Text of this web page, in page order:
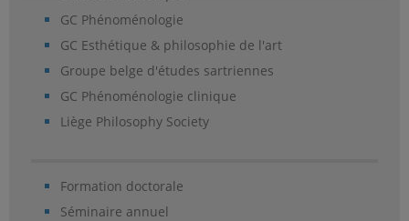
GC Phénoménologie
GC Esthétique & philosophie de l'art
Groupe belge d'études sartriennes
GC Phénoménologie clinique
Liège Philosophy Society
Formation doctorale
Séminaire annuel